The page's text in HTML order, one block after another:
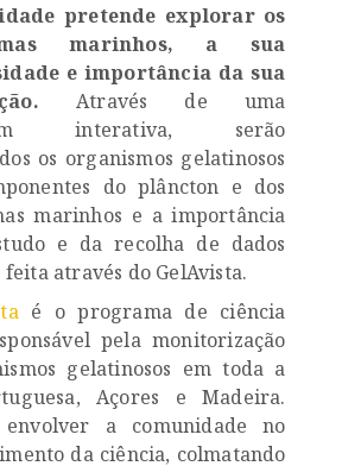
pretende explorar os
marinhos, a sua
e importância da sua
Através de uma
interativa, serão
os organismos gelatinosos
do plâncton e dos
marinhos e a importância
e da recolha de dados
através do GelAvista.
é o programa de ciência
pela monitorização
gelatinosos em toda a
Açores e Madeira.
envolver a comunidade no
da ciência, colmatando